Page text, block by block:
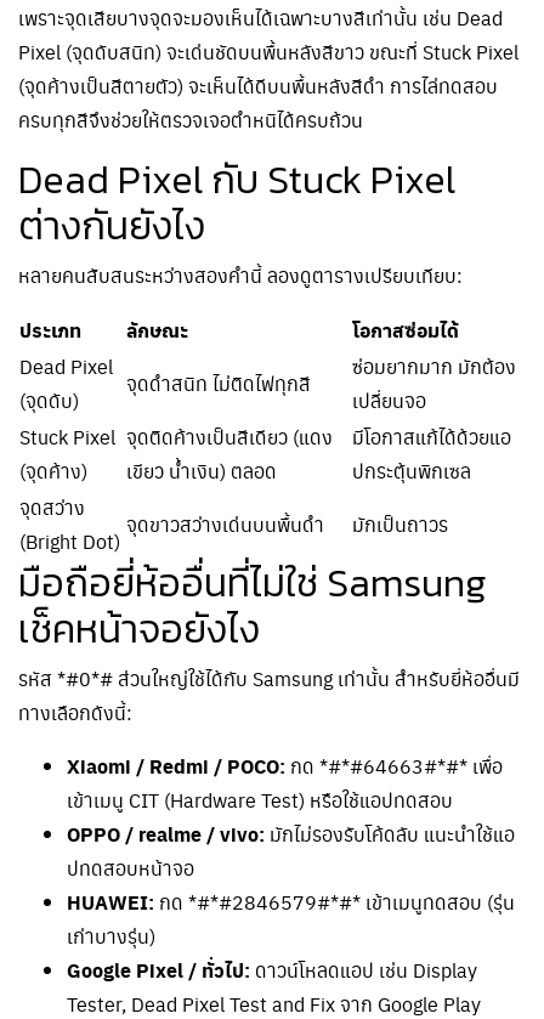
เพราะจุดเสียบางจุดจะมองเห็นได้เฉพาะบางสีเท่านั้น เช่น Dead
Pixel (จุดดับสนิท) จะเด่นชัดบนพื้นหลังสีขาว ขณะที่ Stuck Pixel
(จุดค้างเป็นสีตายตัว) จะเห็นได้ดีบนพื้นหลังสีดำ การไล่ทดสอบ
ครบทุกสีจึงช่วยให้ตรวจเจอตำหนิได้ครบถ้วน
Dead Pixel กับ Stuck Pixel
ต่างกันยังไง
หลายคนสับสนระหว่างสองคำนี้ ลองดูตารางเปรียบเทียบ:
ประเภท
ลักษณะ
โอกาสซ่อมได้
Dead Pixel
(จุดดับ)
จุดดำสนิท ไม่ติดไฟทุกสี
ซ่อมยากมาก มักต้อง
เปลี่ยนจอ
Stuck Pixel
(จุดค้าง)
จุดติดค้างเป็นสีเดียว (แดง
เขียว น้ำเงิน) ตลอด
มีโอกาสแก้ได้ด้วยแอ
ปกระตุ้นพิกเซล
จุดสว่าง
(Bright Dot)
จุดขาวสว่างเด่นบนพื้นดำ มักเป็นถาวร
มือถือยี่ห้ออื่นที่ไม่ใช่ Samsung
เช็คหน้าจอยังไง
รหัส *#0*# ส่วนใหญ่ใช้ได้กับ Samsung เท่านั้น สำหรับยี่ห้ออื่นมี
ทางเลือกดังนี้:
Xiaomi / Redmi / POCO: กด *#*#64663#*#* เพื่อ
เข้าเมนู CIT (Hardware Test) หรือใช้แอปทดสอบ
OPPO / realme / vivo: มักไม่รองรับโค้ดลับ แนะนำใช้แอ
ปทดสอบหน้าจอ
HUAWEI: กด *#*#2846579#*#* เข้าเมนูทดสอบ (รุ่น
เก่าบางรุ่น)
Google Pixel / ทั่วไป: ดาวน์โหลดแอป เช่น Display
Tester, Dead Pixel Test and Fix จาก Google Play